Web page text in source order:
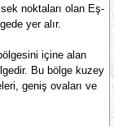
noktaları olan Eş-
yer alır.
içine alan
Bu bölge kuzey
geniş ovaları ve